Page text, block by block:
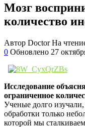
Мозг
количество
Автор Doctor На
0 Обновлено 27
Исследование
ограниченное
Ученые долго
обработки только
которой мы